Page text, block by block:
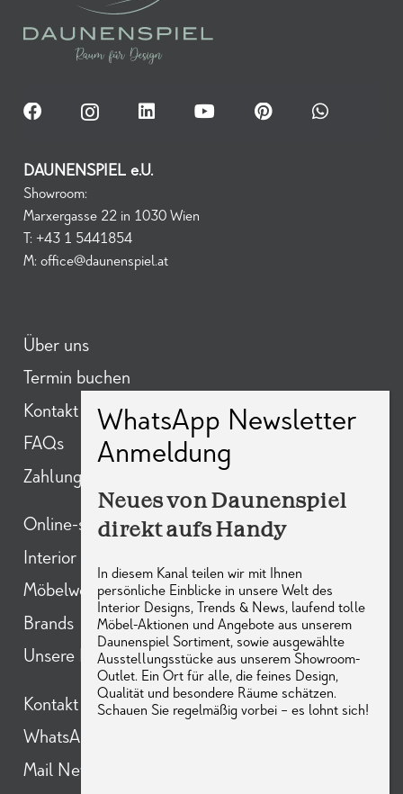
DAUNENSPIEL e.U.
Showroom:
Marxergasse 22 in 1030 Wien
T: +43 1 5441854
M: office@daunenspiel.at
Über uns
Termin buchen
Kontakt
FAQs
Zahlungsarten
Online-shop
Interior Design
Möbelwelt
Brands
Unsere Partner
Kontakt
WhatsAPP Newsletter
Mail Newsletter
Neues von Daunenspiel
direkt aufs Handy
In diesem Kanal teilen wir mit Ihnen
persönliche Einblicke in unsere Welt des
Interior Designs, Trends & News, laufend tolle
Möbel-Aktionen und Angebote aus unserem
Daunenspiel Sortiment, sowie ausgewählte
Ausstellungsstücke aus unserem Showroom-
Outlet. Ein Ort für alle, die feines Design,
Qualität und besondere Räume schätzen.
Schauen Sie regelmäßig vorbei – es lohnt sich!